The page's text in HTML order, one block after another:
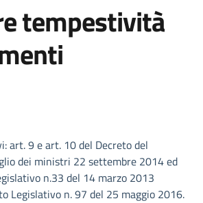
tempestività
art. 9 e art. 10 del Decreto del
dei ministri 22 settembre 2014 ed
n.33 del 14 marzo 2013
Legislativo n. 97 del 25 maggio 2016.